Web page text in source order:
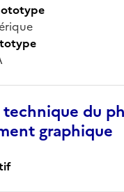
du
graphique